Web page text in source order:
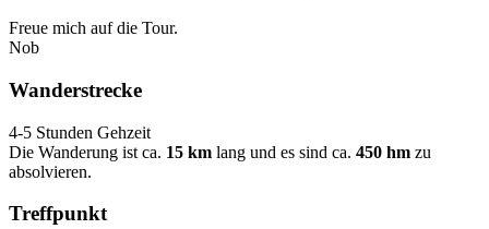
Freue mich auf die Tour.
Nob
Wanderstrecke
4-5 Stunden Gehzeit
Die Wanderung ist ca. 15 km lang und es sind ca. 450 hm zu
absolvieren.
Treffpunkt